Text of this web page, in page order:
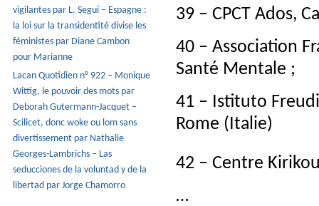
39 – CPCT Ados,
40 – Association
Santé Mentale ;
41 – Istituto
Rome (Italie)
42 – Centre
…
vigilantes par L. Seguí – Espagne :
la loi sur la transidentité divise les
féministes par Diane Cambon
pour Marianne
Lacan Quotidien n° 922 – Monique
Wittig, le pouvoir des mots par
Deborah Gutermann-Jacquet –
Scilicet, donc woke ou lom sans
divertissement par Nathalie
Georges-Lambrichs – Las
seducciones de la voluntad y de la
libertad par Jorge Chamorro